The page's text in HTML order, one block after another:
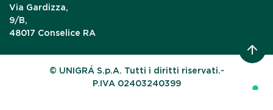
Via Gardizza,
9/B,
48017 Conselice RA
© UNIGRÁ S.p.A. Tutti i diritti riservati.-
P.IVA 02403240399